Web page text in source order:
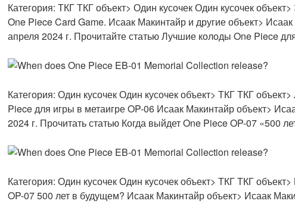
Категория: ТКГТКГ объект> Один кусочекОдин кусочек
One Piece Card Game. Исаак Макинтайр и другие объект>
апреля 2024 г. Прочитайте статью Лучшие колоды One Piece
Категория: Один кусочекОдин кусочек объект> ТКГТКГ
Piece для игры в метаигре OP-06 Исаак Макинтайр объект>
2024 г. Прочитать статью Когда выйдет One Piece OP-07 «500
Категория: Один кусочекОдин кусочек объект> ТКГТКГ
OP-07 500 лет в будущем? Исаак Макинтайр объект> Исаак